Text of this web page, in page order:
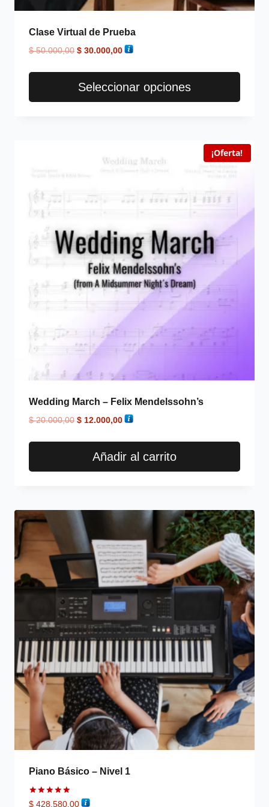
Clase Virtual de Prueba
$50.000,00 $ 30.000,00
Seleccionar opciones
¡Oferta!
Wedding March – Felix Mendelssohn’s
$20.000,00 $ 12.000,00
Añadir al carrito
Piano Básico – Nivel 1
Valorado
$ 428.580,00